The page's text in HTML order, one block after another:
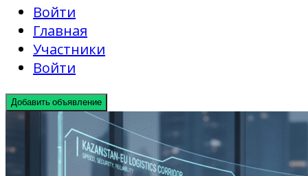
Войти
Главная
Участники
Войти
Добавить объявление